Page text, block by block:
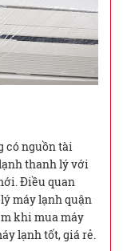
có nguồn tài
thanh lý với
Điều quan
máy lạnh quận
khi mua máy
lạnh tốt, giá rẻ.